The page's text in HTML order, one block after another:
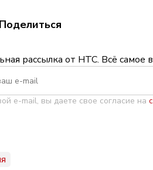
Поделиться
рассылка от НТС. Всё
e-mail, вы даете свое согласие на